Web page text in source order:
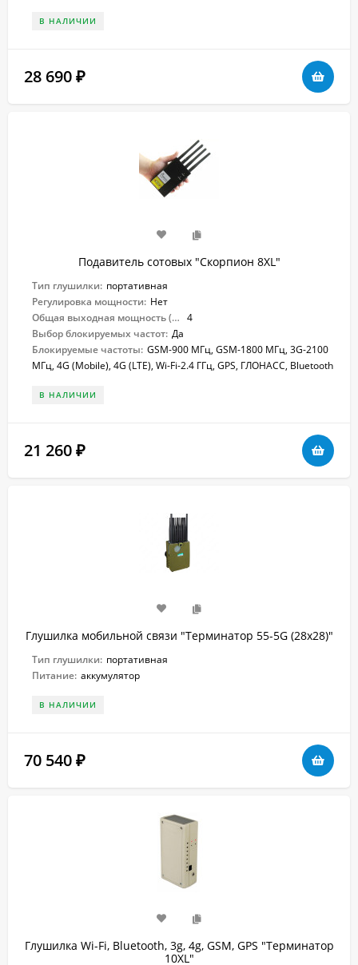
В НАЛИЧИИ
28 690 ₽
Подавитель сотовых "Скорпион 8XL"
Тип глушилки: портативная
Регулировка мощности: Нет
Общая выходная мощность (Вт): 4
Выбор блокируемых частот: Да
Блокируемые частоты: GSM-900 МГц, GSM-1800 МГц, 3G-2100
МГц, 4G (Mobile), 4G (LTE), Wi-Fi-2.4 ГГц, GPS, ГЛОНАСС, Bluetooth
В НАЛИЧИИ
21 260 ₽
Глушилка мобильной связи "Терминатор 55-5G (28х28)"
Тип глушилки: портативная
Питание: аккумулятор
В НАЛИЧИИ
70 540 ₽
Глушилка Wi-Fi, Bluetooth, 3g, 4g, GSM, GPS "Терминатор
10XL"